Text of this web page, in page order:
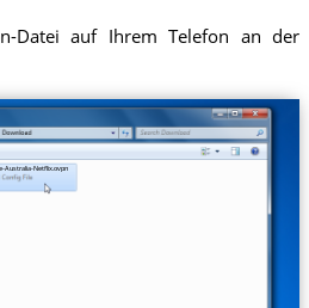
Datei auf Ihrem Telefon an der
Australia-Netflix.ovpn